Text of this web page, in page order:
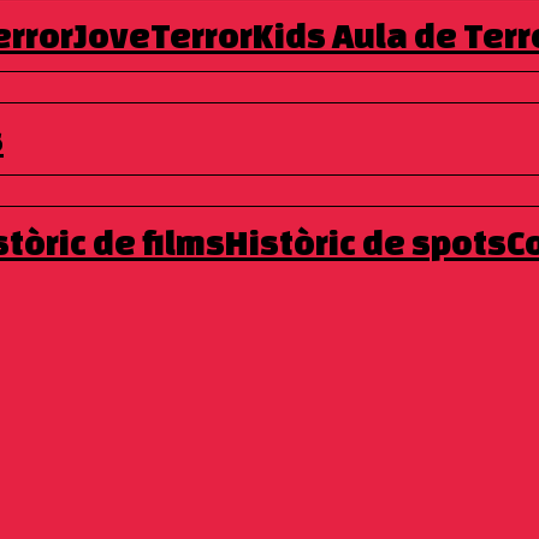
TerrorKidsAula de
de filmsHistòric de spots
l’Ona, la seva vaca i la seva millor amiga. L’animal pateix
el pare emmalalteix greument i en Jan comença a tractar-